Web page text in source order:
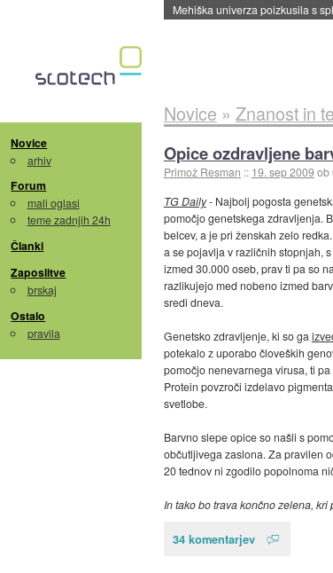
Evropska vesoljska agencija
Novice
arhiv
Forum
mali oglasi
teme zadnjih 24h
Članki
Zaposlitve
brskaj
Ostalo
pravila
Novice » Znanost in
Opice ozdravljene
Primož Resman :: 19. sep 2009ob
TG Daily- Najbolj pogosta
pomočjo genetskega zdravljenja.
belcev, a je pri ženskah zelo
a se pojavlja v različnih stopnjah,
izmed 30.000 oseb, prav ti pa so
razlikujejo med nobeno izmed
sredi dneva.
Genetsko zdravljenje, ki so ga
potekalo z uporabo človeških
pomočjo nenevarnega virusa, ti
Protein povzroči izdelavo
svetlobe.
Barvno slepe opice so našli s
občutljivega zaslona. Za pravilen
20 tednov ni zgodilo popolnoma
In tako bo trava končno zelena, kri
34 komentarjev